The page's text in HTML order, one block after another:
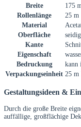
Breite
175
Rollenlänge
25 m
Material
Oberfläche
Kante
Eigenschaft
Bedruckung
kann
Verpackungseinheit 25 m
Gestaltungsideen &
Durch die große Breite
auffällige, großflächige